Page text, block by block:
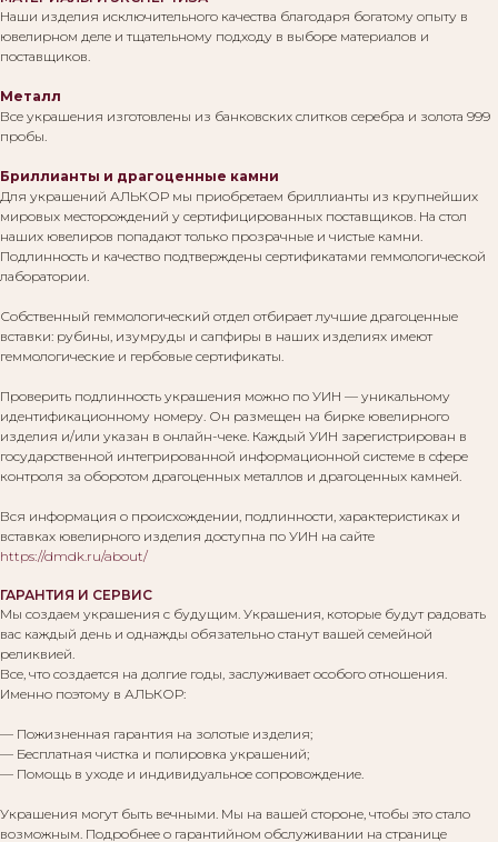
Наши изделия исключительного качества благодаря богатому опыту в
ювелирном деле и тщательному подходу в выборе материалов и
поставщиков.
Металл
Все украшения изготовлены из банковских слитков серебра и золота 999
пробы.
Бриллианты и драгоценные камни
Для украшений АЛЬКОР мы приобретаем бриллианты из крупнейших
мировых месторождений у сертифицированных поставщиков. На стол
наших ювелиров попадают только прозрачные и чистые камни.
Подлинность и качество подтверждены сертификатами геммологической
лаборатории.
Собственный геммологический отдел отбирает лучшие драгоценные
вставки: рубины, изумруды и сапфиры в наших изделиях имеют
геммологические и гербовые сертификаты.
Проверить подлинность украшения можно по УИН — уникальному
идентификационному номеру. Он размещен на бирке ювелирного
изделия и/или указан в онлайн-чеке. Каждый УИН зарегистрирован в
государственной интегрированной информационной системе в сфере
контроля за оборотом драгоценных металлов и драгоценных камней.
Вся информация о происхождении, подлинности, характеристиках и
вставках ювелирного изделия доступна по УИН на сайте
https://dmdk.ru/about/
ГАРАНТИЯ И СЕРВИС
Мы создаем украшения с будущим. Украшения, которые будут радовать
вас каждый день и однажды обязательно станут вашей семейной
реликвией.
Все, что создается на долгие годы, заслуживает особого отношения.
Именно поэтому в АЛЬКОР:
— Пожизненная гарантия на золотые изделия;
— Бесплатная чистка и полировка украшений;
— Помощь в уходе и индивидуальное сопровождение.
Украшения могут быть вечными. Мы на вашей стороне, чтобы это стало
возможным. Подробнее о гарантийном обслуживании на странице
Вам могут понравиться: